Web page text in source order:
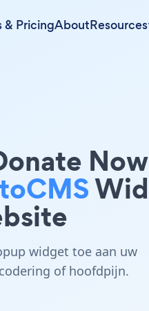
& PricingAboutResources
Now
widget toe aan uw
of hoofdpijn.